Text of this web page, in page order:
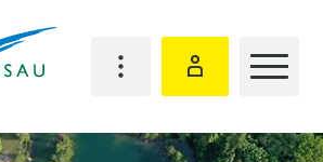
Diepoldsau
Bürgerkonto